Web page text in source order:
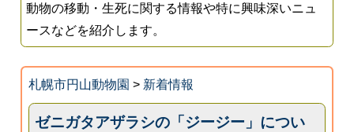
動物の移動・生死に関する情報や特に興味深いニュ
ースなどを紹介します。
札幌市円山動物園 > 新着情報
ゼニガタアザラシの「ジージー」につい